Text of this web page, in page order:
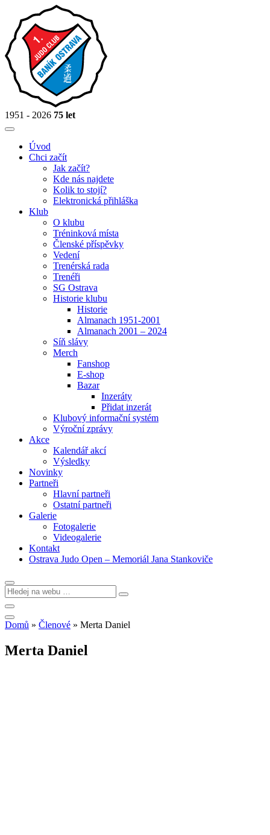
1951 - 2026 75 let
Úvod
Chci začít
Jak začít?
Kde nás najdete
Kolik to stojí?
Elektronická přihláška
Klub
O klubu
Tréninková místa
Členské příspěvky
Vedení
Trenérská rada
Trenéři
SG Ostrava
Historie klubu
Historie
Almanach 1951-2001
Almanach 2001 – 2024
Síň slávy
Merch
Fanshop
E-shop
Bazar
Inzeráty
Přidat inzerát
Klubový informační systém
Výroční zprávy
Akce
Kalendář akcí
Výsledky
Novinky
Partneři
Hlavní partneři
Ostatní partneři
Galerie
Fotogalerie
Videogalerie
Kontakt
Ostrava Judo Open – Memoriál Jana Stankoviče
Domů » Členové » Merta Daniel
Merta Daniel